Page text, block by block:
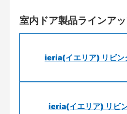
室内ドア製品ラインア
ieria(イエリア) リビン
ieria(イエリア) リビ